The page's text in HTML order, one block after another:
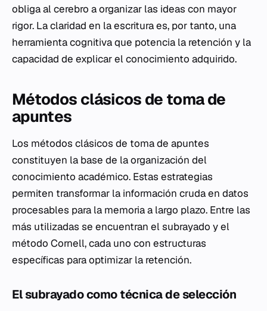
obliga al cerebro a organizar las ideas con mayor
rigor. La claridad en la escritura es, por tanto, una
herramienta cognitiva que potencia la retención y la
capacidad de explicar el conocimiento adquirido.
Métodos clásicos de toma de
apuntes
Los métodos clásicos de toma de apuntes
constituyen la base de la organización del
conocimiento académico. Estas estrategias
permiten transformar la información cruda en datos
procesables para la memoria a largo plazo. Entre las
más utilizadas se encuentran el subrayado y el
método Cornell, cada uno con estructuras
específicas para optimizar la retención.
El subrayado como técnica de selección